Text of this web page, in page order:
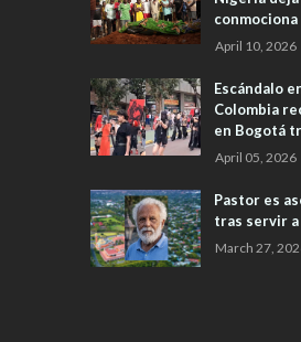
April 10, 2026
Escándalo
Colombia
en Bogotá
April 05, 2026
Pastor es
tras servir a
March 27,